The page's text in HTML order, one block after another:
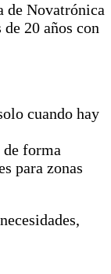
de Novatrónica
20 años con
cuando hay
de forma
para zonas